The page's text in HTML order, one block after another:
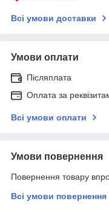
Всі умови доставки
Умови оплати
Післяплата
Оплата за
Всі умови оплати
Умови повернення
Повернення товару
Всі умови повернення